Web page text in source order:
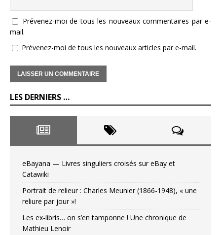
Prévenez-moi de tous les nouveaux commentaires par e-
mail.
Prévenez-moi de tous les nouveaux articles par e-mail.
LES DERNIERS …
eBayana — Livres singuliers croisés sur eBay et
Catawiki
Portrait de relieur : Charles Meunier (1866-1948), « une
reliure par jour »!
Les ex-libris… on s’en tamponne ! Une chronique de
Mathieu Lenoir